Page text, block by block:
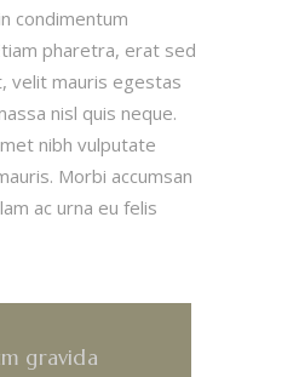
condimentum
pharetra, erat sed
velit mauris egestas
nisl quis neque.
nibh vulputate
Morbi accumsan
ac urna eu felis
gravida